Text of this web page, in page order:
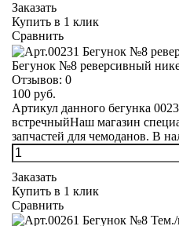
Заказать
Купить в 1 клик
Сравнить
Бегунок №8 реверсивный
Отзывов: 0
100 руб.
Артикул данного бегунка
встречныйНаш магазин
запчастей для чемоданов. В
Заказать
Купить в 1 клик
Сравнить